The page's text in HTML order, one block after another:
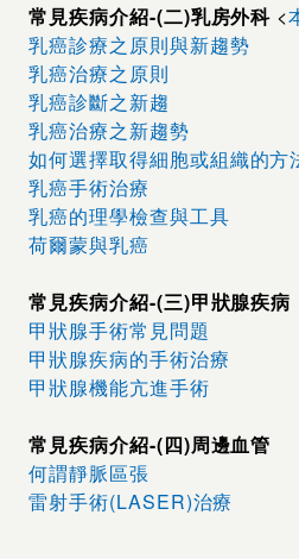
常見疾病介紹-(二)乳房外科 <
乳癌診療之原則與新趨勢
乳癌治療之原則
乳癌診斷之新趨
乳癌治療之新趨勢
如何選擇取得細胞或組織的方
乳癌手術治療
乳癌的理學檢查與工具
荷爾蒙與乳癌
常見疾病介紹-(三)甲狀腺疾病
甲狀腺手術常見問題
甲狀腺疾病的手術治療
甲狀腺機能亢進手術
常見疾病介紹-(四)周邊血管
何謂靜脈區張
雷射手術(LASER)治療